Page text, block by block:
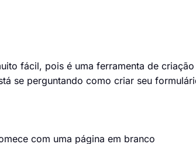
fácil, pois é uma ferramenta de
se perguntando como criar seu
com uma página em branco